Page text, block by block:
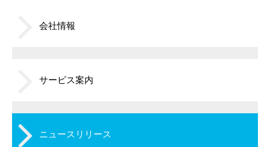
会社情報
サービス案内
ニュースリリース